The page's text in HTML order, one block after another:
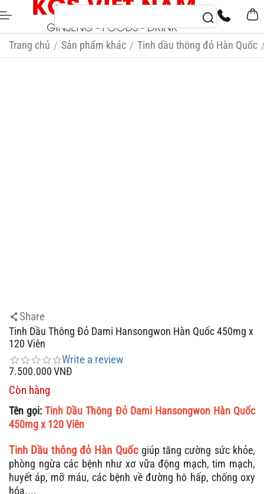
Trang chủ / Sản phẩm khác / Tinh dầu thông đỏ Hàn Quốc
Share
Tinh Dầu Thông Đỏ Dami Hansongwon Hàn Quốc 450mg x
120 Viên
Write a review
7.500.000VNĐ
Còn hàng
Tên gọi: Tinh Dầu Thông Đỏ Dami Hansongwon Hàn Quốc
450mg x 120 Viên
Tinh Dầu thông đỏ Hàn Quốcgiúp tăng cường sức khỏe,
phòng ngừa các bệnh như xơ vữa động mạch, tim mạch,
huyết áp, mỡ máu, các bệnh về đường hô hấp, chống oxy
hóa....